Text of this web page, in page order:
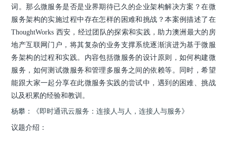
词。那么微服务是否是业界期待已久的企业架构解决方案？在微
服务架构的实施过程中存在怎样的困难和挑战？本案例描述了在
ThoughtWorks 西安，经过团队的探索和实践，助力澳洲最大的房
地产互联网门户，将其复杂的业务支撑系统逐渐演进为基于微服
务架构的过程和实践。内容包括微服务的设计原则，如何构建微
服务，如何测试微服务和管理多服务之间的依赖等。同时，希望
能跟大家一起分享在此微服务实践的尝试中，遇到的困难、挑战
以及积累的经验和教训。
杨攀：《即时通讯云服务：连接人与人，连接人与服务》
议题介绍：